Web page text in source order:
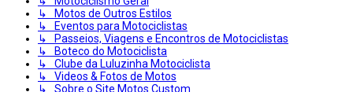
↳ Motos de Outros Estilos
↳ Eventos para Motociclistas
↳ Passeios, Viagens e Encontros de Motociclistas
↳ Boteco do Motociclista
↳ Clube da Luluzinha Motociclista
↳ Videos & Fotos de Motos
↳ Sobre o Site Motos Custom